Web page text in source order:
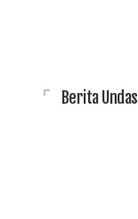
Berita Undas